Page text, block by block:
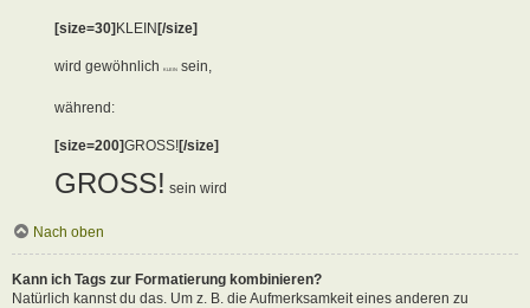
[size=30]KLEIN[/size]
wird gewöhnlich KLEIN sein,
während:
[size=200]GROSS![/size]
GROSS! sein wird
Nach oben
Kann ich Tags zur Formatierung kombinieren?
Natürlich kannst du das. Um z. B. die Aufmerksamkeit eines anderen zu